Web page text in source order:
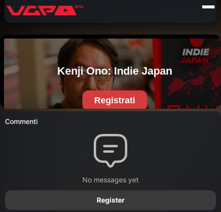
Commenti
No messages yet
Register